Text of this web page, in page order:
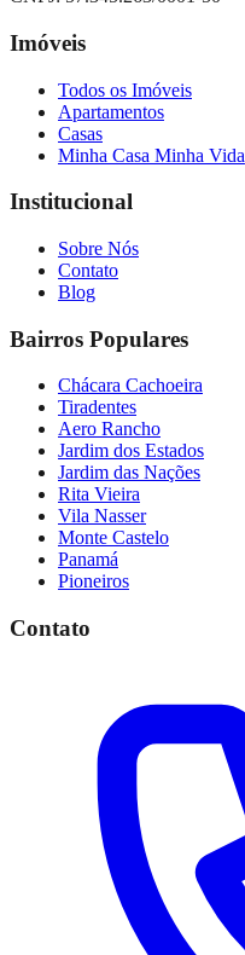
Imóveis
Todos os Imóveis
Apartamentos
Casas
Minha Casa Minha Vida
Institucional
Sobre Nós
Contato
Blog
Bairros Populares
Chácara Cachoeira
Tiradentes
Aero Rancho
Jardim dos Estados
Jardim das Nações
Rita Vieira
Vila Nasser
Monte Castelo
Panamá
Pioneiros
Contato